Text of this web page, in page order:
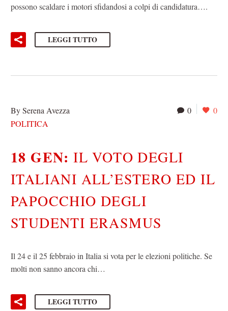
possono scaldare i motori sfidandosi a colpi di candidatura….
LEGGI TUTTO
0 0
By Serena Avezza
POLITICA
18 GEN:IL VOTO DEGLI
ITALIANI ALL’ESTERO ED IL
PAPOCCHIO DEGLI
STUDENTI ERASMUS
Il 24 e il 25 febbraio in Italia si vota per le elezioni politiche. Se
molti non sanno ancora chi…
LEGGI TUTTO